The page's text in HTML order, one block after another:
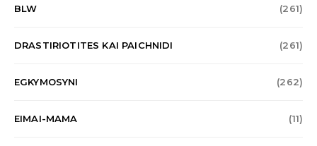
BLW (261)
DRASTIRIOTITES KAI PAICHNIDI (261)
EGKYMOSYNI (262)
EIMAI-MAMA (11)